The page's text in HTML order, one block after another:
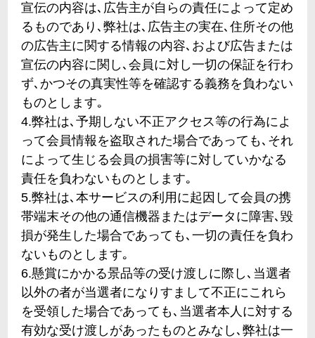
宣伝の内容は､広告主が自らの責任によって定め
るものであり､弊社は､広告主の実在､住所その他
の広告主に関する情報の内容､および広告または
宣伝の内容に関し､会員に対し一切の保証を行わ
ず､かつその真実性等を確認する義務を負わない
ものとします｡
4.弊社は､予期しない不正アクセス等の行為によ
って会員情報を盗取された場合であっても､それ
によって生じる会員の損害等に対していかなる
責任を負わないものとします｡
5.弊社は､本サービスの利用に起因して会員の携
帯端末その他の通信機器またはデータに障害､毀
損が発生した場合であっても､一切の責任を負わ
ないものとします｡
6.懸賞にかかる景品等の受け渡しに際し､当選者
以外の者が当選者になりすまして不正にこれら
を受領した場合であっても､当選者本人に対する
有効な受け渡しがあったものとみなし､弊社は一